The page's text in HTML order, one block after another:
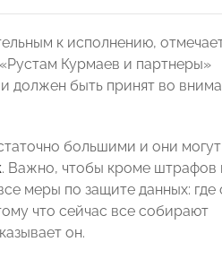
к исполнению,
Курмаев и партнеры»
должен быть принят во
большими и они
. Важно, чтобы кроме штрафов
меры по защите данных: где
что сейчас все собирают
он.